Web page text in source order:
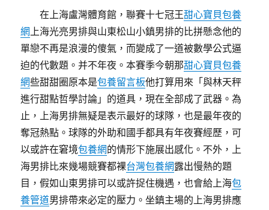
在上海盧灣體育館，聯賽十七冠王甜心寶貝包養
網上海光亮男排與山東松山小鎮男排的比拼懸念他的
單戀不再是浪漫的傻氣，而變成了一道被數學公式逼
迫的代數題。并不年夜。本賽季今朝那甜心寶貝包養
網些甜甜圈原本是包養留言板他打算用來「與林天秤
進行甜點哲學討論」的道具，現在全部成了武器。為
止，上海男排無疑是表示最好的球隊，也是最年夜的
奪冠熱點。球隊的外助和國手都具有年夜賽經歷，可
以或許在窘境包養網的情形下施展出感化。不外，上
海男排比來幾場競賽都裸台灣包養網露出慢熱的題
目，假如山東男排可以或許捉住機遇，也會給上海包
養管道男排帶來必定的壓力。坐鎮主場的上海男排應